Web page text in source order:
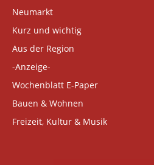
Neumarkt
Kurz und wichtig
Aus der Region
-Anzeige-
Wochenblatt E-Paper
Bauen & Wohnen
Freizeit, Kultur & Musik